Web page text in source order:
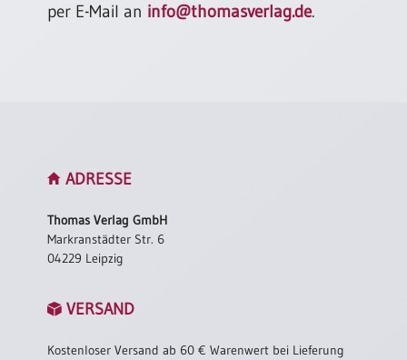
Restbestände
Bücher
per E-Mail an info@thomasverlag.de.
ADRESSE
Thomas Verlag GmbH
Markranstädter Str. 6
04229 Leipzig
VERSAND
Kostenloser Versand ab 60 € Warenwert bei Lieferung